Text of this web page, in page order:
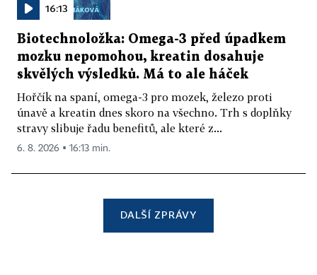
16:13
Biotechnoložka: Omega-3 před úpadkem
mozku nepomohou, kreatin dosahuje
skvělých výsledků. Má to ale háček
Hořčík na spaní, omega-3 pro mozek, železo proti
únavě a kreatin dnes skoro na všechno. Trh s doplňky
stravy slibuje řadu benefitů, ale které z...
6. 8. 2026 ▪ 16:13 min.
DALŠÍ ZPRÁVY